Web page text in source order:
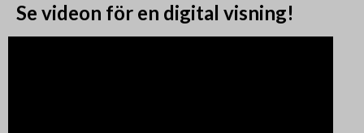
Se videon för en digital visning!